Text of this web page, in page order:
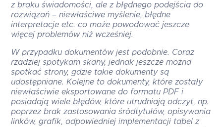
z braku świadomości, ale z błędnego podejścia do
rozwiązań – niewłaściwe myślenie, błędne
interpretacje etc. co może powodować jeszcze
więcej problemów niż wcześniej.
W przypadku dokumentów jest podobnie. Coraz
rzadziej spotykam skany, jednak jeszcze można
spotkać strony, gdzie takie dokumenty są
udostępniane. Kolejne to dokumenty, które zostały
niewłaściwie eksportowane do formatu PDF i
posiadają wiele błędów, które utrudniają odczyt, np.
poprzez brak zastosowania śródtytułów, opisywania
linków, grafik, odpowiedniej implementacji tabel z